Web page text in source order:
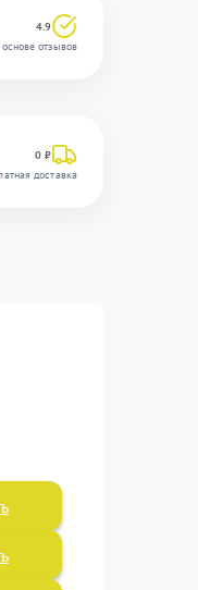
4.9
отзывов
0 ₽
доставка